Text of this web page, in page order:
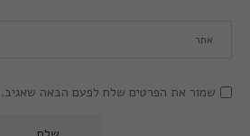
שמור את הפרטים שלח לפעם הבאה שאגיב.